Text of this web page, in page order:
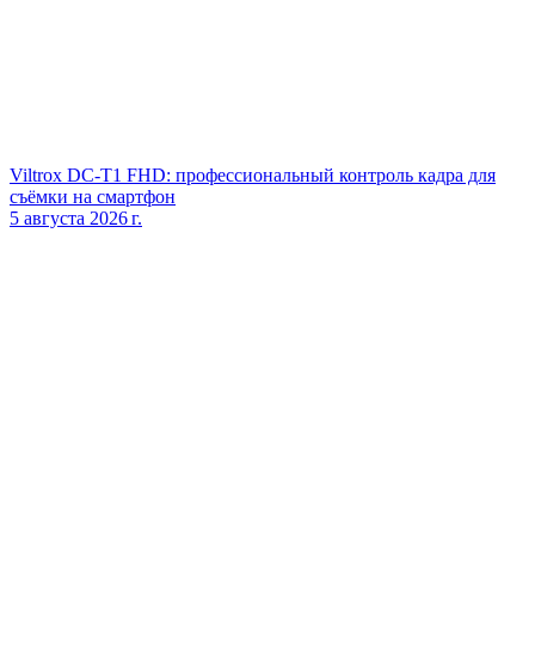
Viltrox DC‑T1 FHD: профессиональный контроль кадра для
съёмки на смартфон
5 августа 2026 г.